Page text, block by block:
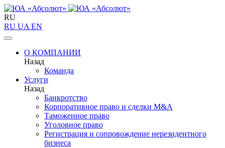
RU
RU UA EN
О КОМПАНИИ
Назад
Команда
Услуги
Назад
Банкротство
Корпоративное право и сделки M&A
Таможенное право
Уголовное право
Регистрация и сопровождение нерезидентного
бизнеса